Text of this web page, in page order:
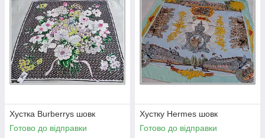
Хустка Burberrys шовк
Готово до відправки
Хустку Hermes шовк
Готово до відправки